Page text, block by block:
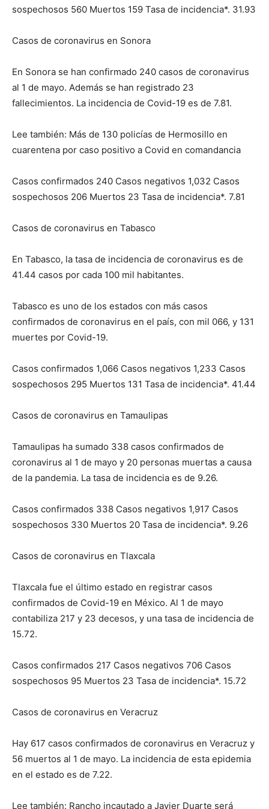
sospechosos 560 Muertos 159 Tasa de incidencia*. 31.93
Casos de coronavirus en Sonora
En Sonora se han confirmado 240 casos de coronavirus
al 1 de mayo. Además se han registrado 23
fallecimientos. La incidencia de Covid-19 es de 7.81.
Lee también: Más de 130 policías de Hermosillo en
cuarentena por caso positivo a Covid en comandancia
Casos confirmados 240 Casos negativos 1,032 Casos
sospechosos 206 Muertos 23 Tasa de incidencia*. 7.81
Casos de coronavirus en Tabasco
En Tabasco, la tasa de incidencia de coronavirus es de
41.44 casos por cada 100 mil habitantes.
Tabasco es uno de los estados con más casos
confirmados de coronavirus en el país, con mil 066, y 131
muertes por Covid-19.
Casos confirmados 1,066 Casos negativos 1,233 Casos
sospechosos 295 Muertos 131 Tasa de incidencia*. 41.44
Casos de coronavirus en Tamaulipas
Tamaulipas ha sumado 338 casos confirmados de
coronavirus al 1 de mayo y 20 personas muertas a causa
de la pandemia. La tasa de incidencia es de 9.26.
Casos confirmados 338 Casos negativos 1,917 Casos
sospechosos 330 Muertos 20 Tasa de incidencia*. 9.26
Casos de coronavirus en Tlaxcala
Tlaxcala fue el último estado en registrar casos
confirmados de Covid-19 en México. Al 1 de mayo
contabiliza 217 y 23 decesos, y una tasa de incidencia de
15.72.
Casos confirmados 217 Casos negativos 706 Casos
sospechosos 95 Muertos 23 Tasa de incidencia*. 15.72
Casos de coronavirus en Veracruz
Hay 617 casos confirmados de coronavirus en Veracruz y
56 muertos al 1 de mayo. La incidencia de esta epidemia
en el estado es de 7.22.
Lee también: Rancho incautado a Javier Duarte será